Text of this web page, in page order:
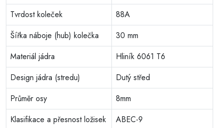
Tvrdost koleček
88A
Šířka náboje (hub) kolečka
30 mm
Materiál jádra
Hliník 6061 T6
Design jádra (stredu)
Dutý střed
Průměr osy
8mm
Klasifikace a přesnost ložisek
ABEC-9